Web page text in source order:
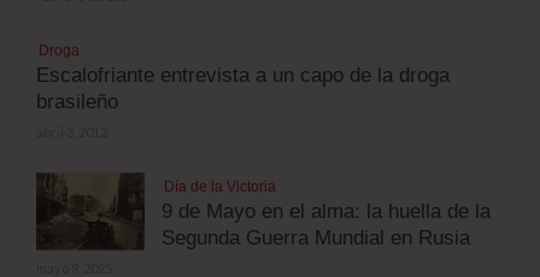
Droga
Escalofriante entrevista a un capo de la droga
brasileño
Día de la Victoria
9 de Mayo en el alma: la huella de la
Segunda Guerra Mundial en Rusia